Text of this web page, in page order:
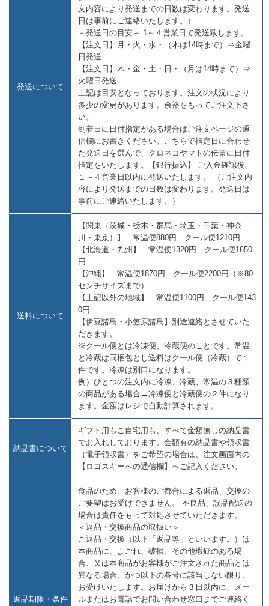
発送について
文内容により発送までの日数は変わります。発送
日は事前にご連絡いたします。）
－発送日の目安－ 1～４営業日で発送致します。
【注文日】月・火・水・（木は14時まで）⇒金曜
日発送
【注文日】木・金・土・日・（月は14時まで）⇒
火曜日発送
上記は目安となっております。注文の状況により
多少の変更があります。余裕をもってご注文下さ
い。
到着日に日付指定がある場合はご注文ページの通
信欄にお書きください。こちらで指定日に合わせ
た発送日を選んで、クロネコヤマトの伝票に日付
指定をいたします。【銀行振込】 ご入金確認後、
１～４営業日以内に発送いたします。 （ご注文内
容により発送までの日数は変わります。発送日は
事前にご連絡いたします。）
送料について
【関東（茨城・栃木・群馬・埼玉・千葉・神奈
川・東京）】 常温便880円 クール便1210円
【北海道・九州】 常温便1320円 クール便1650
円
【沖縄】 常温便1870円 クール便2200円（※80
センチサイズまで）
【上記以外の地域】 常温便1100円 クール便143
0円
【伊豆諸島・小笠原諸島】別途連絡とさせていた
だきます。
※クール便とは冷凍便、冷蔵便のことです。常温
と冷蔵は同梱包とし送料はクール便（冷蔵）で１
件です。冷凍は別口になります。
例）ひとつの注文内に冷凍、冷蔵、常温の３種類
の商品がある場合→冷凍便と冷蔵便の２件になり
ます。金額はレジで自動計算されます。
納品書について
ギフト用もご自宅用も、すべて金額無しの納品書
でお入れしております。金額有の納品書や領収書
（電子領収書）をご希望の場合は、注文画面内の
【ロゴスキーへの通信欄】へご記入ください。
返品期限・条件
食品のため、お客様のご都合による返品、交換の
ご要望はお受けできません。 不良品、誤品配送の
場合は責任をもって対処させていただきます。
＜返品・交換商品の取扱い＞
ご返品・交換（以下「返品等」といいます。）は
本商品に、よごれ、破損、その他瑕疵のある場
合、又は本商品がお客様がご注文された商品とは
異なる場合、かつ以下の各号に該当しない限り、
お受けいたします。お届けから３日以内に、メー
ルまたはお電話でお問い合わせ窓口までご連絡く